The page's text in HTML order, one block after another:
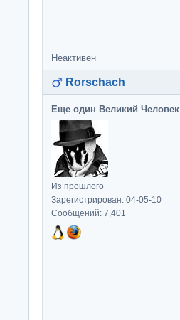
Неактивен
Rorschach
Еще один Великий Человек
Из прошлого
Зарегистрирован: 04-05-10
Сообщений: 7,401